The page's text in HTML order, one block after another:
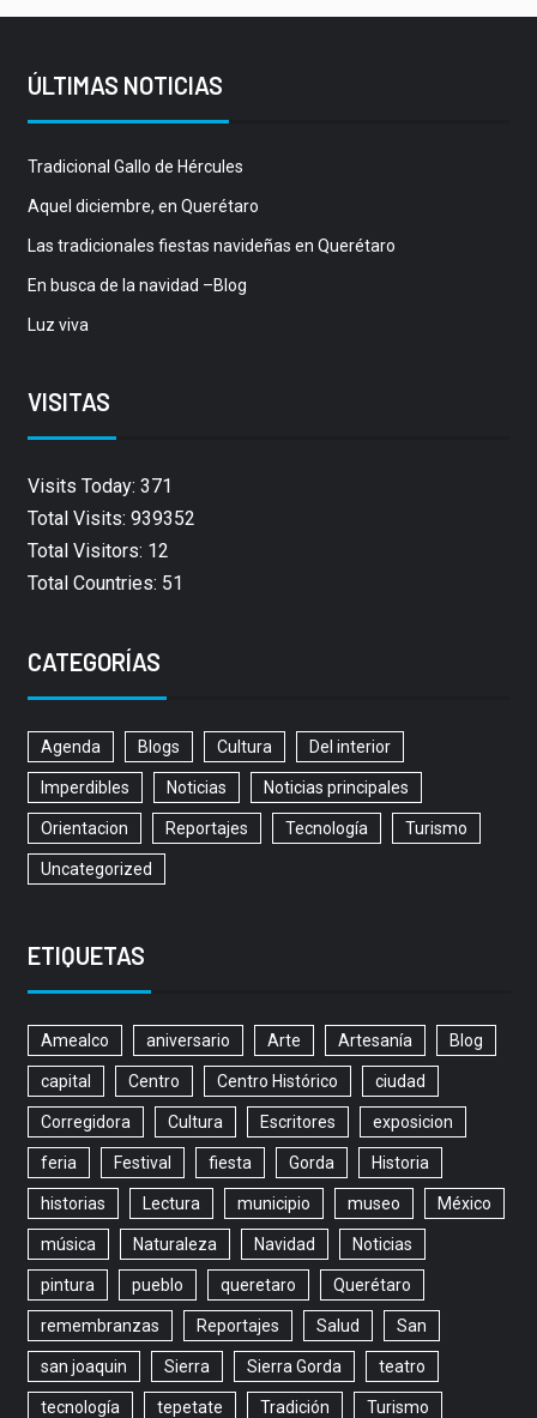
ÚLTIMAS NOTICIAS
Tradicional Gallo de Hércules
Aquel diciembre, en Querétaro
Las tradicionales fiestas navideñas en Querétaro
En busca de la navidad –Blog
Luz viva
VISITAS
Visits Today: 371
Total Visits: 939352
Total Visitors: 12
Total Countries: 51
CATEGORÍAS
Agenda Blogs Cultura Del interior
Imperdibles Noticias Noticias principales
Orientacion Reportajes Tecnología Turismo
Uncategorized
ETIQUETAS
Amealco aniversario Arte Artesanía Blog
capital Centro Centro Histórico ciudad
Corregidora Cultura Escritores exposicion
feria Festival fiesta Gorda Historia
historias Lectura municipio museo México
música Naturaleza Navidad Noticias
pintura pueblo queretaro Querétaro
remembranzas Reportajes Salud San
san joaquin Sierra Sierra Gorda teatro
tecnología tepetate Tradición Turismo